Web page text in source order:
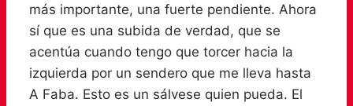
más importante, una fuerte pendiente. Ahora
sí que es una subida de verdad, que se
acentúa cuando tengo que torcer hacia la
izquierda por un sendero que me lleva hasta
A Faba. Esto es un sálvese quien pueda. El